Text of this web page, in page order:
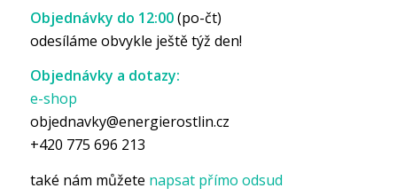
Objednávky do 12:00(po-čt)
odesíláme obvykle ještě týž den!
Objednávky a dotazy:
e-shop
objednavky@energierostlin.cz
+420 775 696 213
také nám můžete napsat přímo odsud